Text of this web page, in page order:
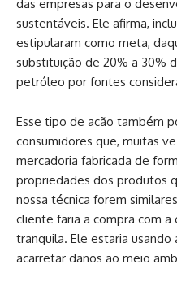
das empresas para o
sustentáveis. Ele afirma,
estipularam como meta,
substituição de 20% a 30%
petróleo por fontes
Esse tipo de ação também
consumidores que, muitas
mercadoria fabricada de
propriedades dos produtos
nossa técnica forem
cliente faria a compra com a
tranquila. Ele estaria
acarretar danos ao meio